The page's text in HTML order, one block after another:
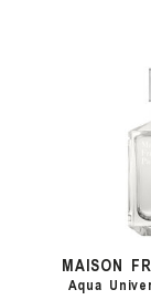
MAISON
Aqua